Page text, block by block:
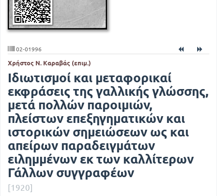
02-01996
Χρήστος Ν. Καραβάς (επιμ.)
Ιδιωτισμοί και μεταφορικαί
εκφράσεις της γαλλικής γλώσσης,
μετά πολλών παροιμιών,
πλείστων επεξηγηματικών και
ιστορικών σημειώσεων ως και
απείρων παραδειγμάτων
ειλημμένων εκ των καλλίτερων
Γάλλων συγγραφέων
[1920]